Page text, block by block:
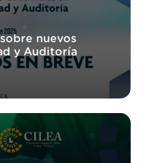
nuevos
y Auditoría